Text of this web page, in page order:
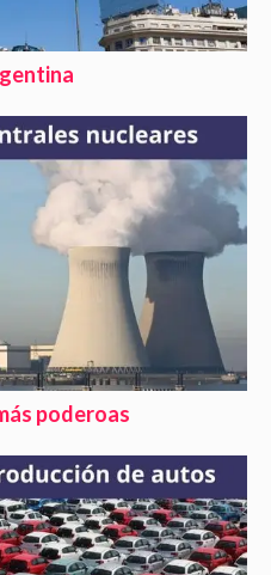
poderoas